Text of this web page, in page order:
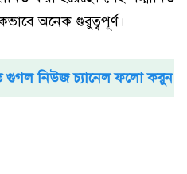
অনেক গুরুত্বপূর্ণ।
গুগল নিউজ চ্যানেল ফলো করুন